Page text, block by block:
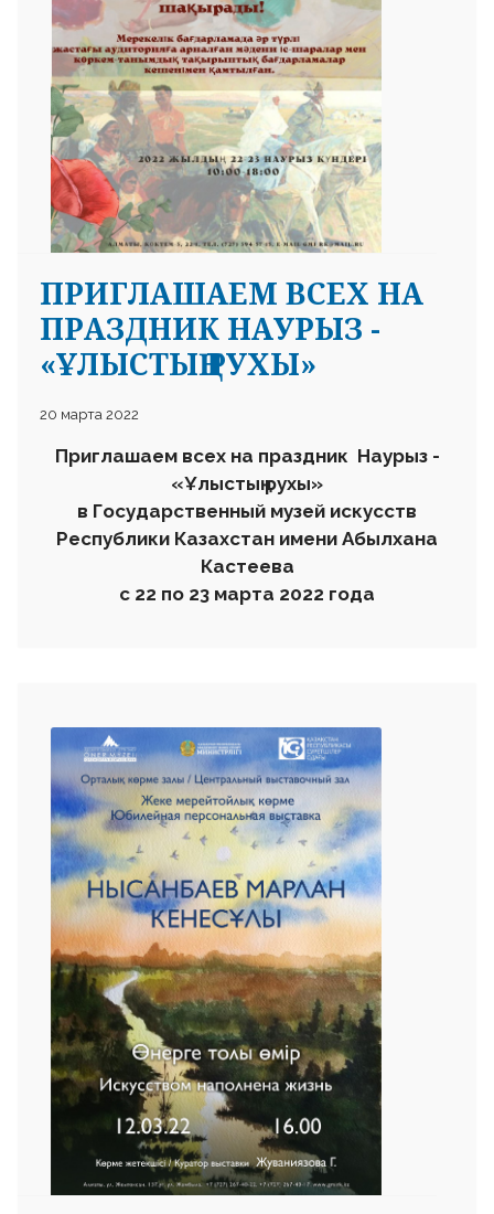
ПРИГЛАШАЕМ ВСЕХ НА
ПРАЗДНИК НАУРЫЗ -
«ҰЛЫСТЫҢ РУХЫ»
20 марта 2022
Приглашаем всех на праздник Наурыз-
«Ұлыстың рухы»
в Государственный музей искусств
Республики Казахстан имени Абылхана
Кастеева
с 22 по 23 марта 2022 года